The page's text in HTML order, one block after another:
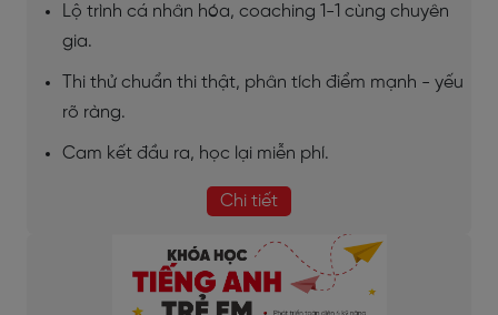
Lộ trình cá nhân hóa, coaching 1-1 cùng chuyên
gia.
Thi thử chuẩn thi thật, phân tích điểm mạnh - yếu
rõ ràng.
Cam kết đầu ra, học lại miễn phí.
Chi tiết